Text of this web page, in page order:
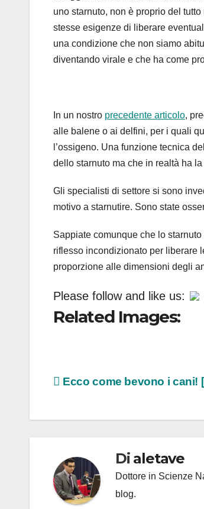
uno starnuto, non è proprio del
stesse esigenze di liberare
una condizione che non siamo
diventando virale e che ha come
In un nostro precedente articolo,
alle balene o ai delfini, per i quali
l’ossigeno. Una funzione tecnica
dello starnuto ma che in realtà ha
Gli specialisti di settore si sono
motivo a starnutire. Sono state
Sappiate comunque che lo
riflesso incondizionato per liberare
proporzione alle dimensioni degli
Please follow and like us:
Related Images:
Navigazione
Ecco come bevono i cani!
Di aletave
Dottore in Scienze
blog.